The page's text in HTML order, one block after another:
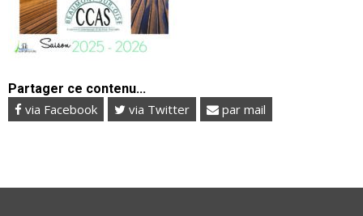
Partager ce contenu...
via Facebook via Twitter par mail